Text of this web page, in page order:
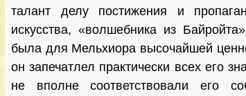
талант делу постиже­ния и
искусства, «волшебника из
была для Мельхиора высочайшей
он запечатлел практически всех его
не вполне соответствовали его